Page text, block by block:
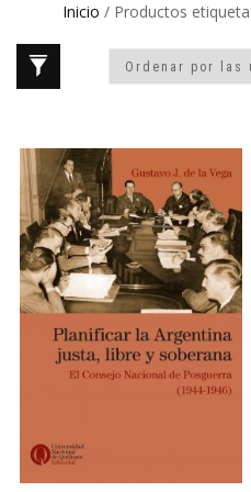
Inicio / Productos